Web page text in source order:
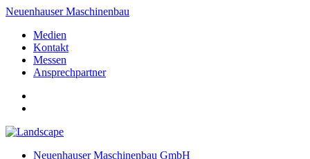
Neuenhauser Maschinenbau
Medien
Kontakt
Messen
Ansprechpartner
Neuenhauser Maschinenbau GmbH